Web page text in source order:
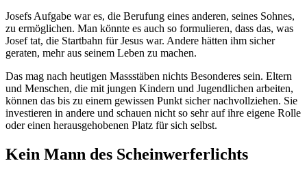
Josefs Aufgabe war es, die Berufung eines anderen, seines Sohnes,
zu ermöglichen. Man könnte es auch so formulieren, dass das, was
Josef tat, die Startbahn für Jesus war. Andere hätten ihm sicher
geraten, mehr aus seinem Leben zu machen.
Das mag nach heutigen Massstäben nichts Besonderes sein. Eltern
und Menschen, die mit jungen Kindern und Jugendlichen arbeiten,
können das bis zu einem gewissen Punkt sicher nachvollziehen. Sie
investieren in andere und schauen nicht so sehr auf ihre eigene Rolle
oder einen herausgehobenen Platz für sich selbst.
Kein Mann des Scheinwerferlichts